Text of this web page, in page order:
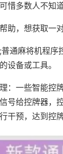
惜多数人不知
助，想获取一
通麻将机程
设备或工具。
：一些智能控
号给控牌器，
干预，达到控牌